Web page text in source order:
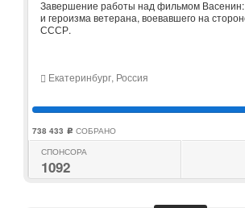
Завершение работы над фильмом
и героизма ветерана, воевавшего на
СССР.
Екатеринбург, Россия
738 433 c СОБРАНО
СПОНСОРА
1092